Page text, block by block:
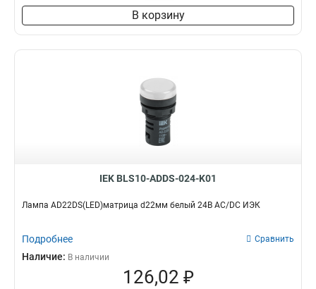
В корзину
IEK BLS10-ADDS-024-K01
Лампа AD22DS(LED)матрица d22мм белый 24В AC/DC ИЭК
Подробнее Сравнить
Наличие: В наличии
126,02 ₽